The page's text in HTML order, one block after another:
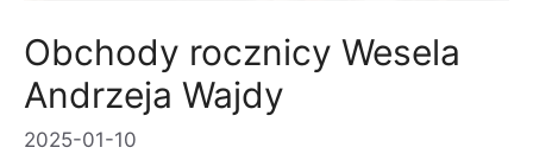
Obchody rocznicy Wesela
Andrzeja Wajdy
2025-01-10